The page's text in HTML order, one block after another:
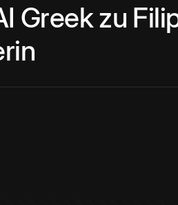
Greekzu